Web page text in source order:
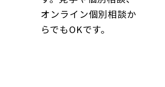
オンライン個別相談か
らでもOKです。